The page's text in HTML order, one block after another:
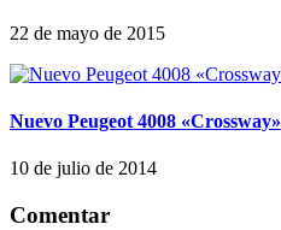
22 de mayo de 2015
Nuevo Peugeot 4008 «Crossway»
10 de julio de 2014
Comentar